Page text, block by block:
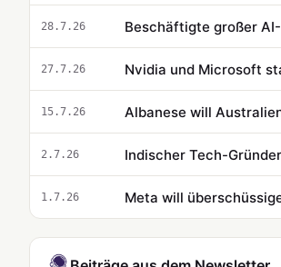
28.7.26
27.7.26
15.7.26
2.7.26
1.7.26